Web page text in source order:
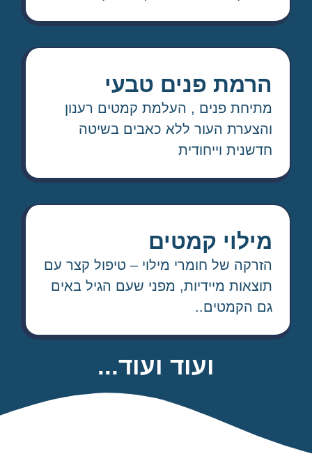
הרמת פנים טבעי
מתיחת פנים , העלמת קמטים רענון
והצערת העור ללא כאבים בשיטה
חדשנית וייחודית
מילוי קמטים
הזרקה של חומרי מילוי – טיפול קצר עם
תוצאות מיידיות, מפני שעם הגיל באים
גם הקמטים..
ועוד ועוד...